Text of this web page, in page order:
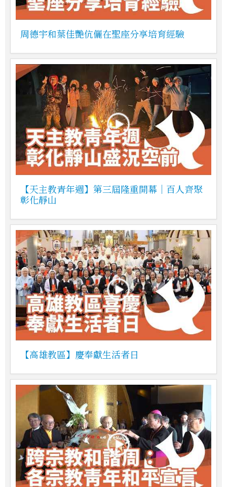
周德宇和葉佳艷伉儷在聖座分享培育經驗
【天主教青年週】第三屆隆重開幕｜百人齊聚
彰化靜山
【高雄教區】慶奉獻生活者日